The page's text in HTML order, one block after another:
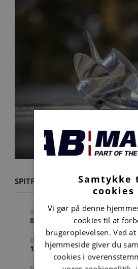
SPITFIRE X7 19P
VARENUMMER
8M0151363
DIAMETER
12.7 " (TOMMER) 4
Samtykke
cookies
Vi gør på denne
cookies til at
brugeroplevelsen. Ved
hjemmeside giver du
cookies i